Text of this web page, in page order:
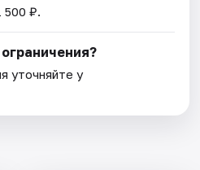
500 ₽.
уточняйте у